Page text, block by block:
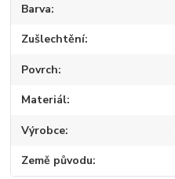
Barva
Zušlechtění
Povrch
Materiál
Výrobce
Země původu